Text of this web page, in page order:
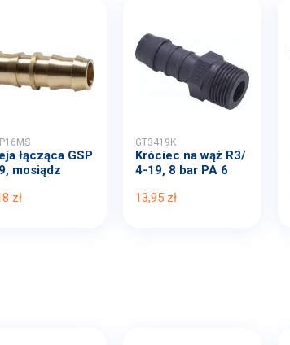
łącząca GSP
mosiądz
zł
GT3419K
Króciec na wąż R3/
4-19, 8 bar PA 6
13,95 zł